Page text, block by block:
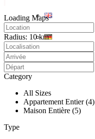
Loading Maps
Radius: 10 km
Category
All Sizes
Appartement Entier (4)
Maison Entière (5)
Type